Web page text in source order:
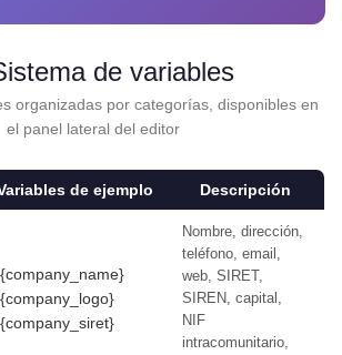
de variables
organizadas por categorías, disponibles en
el panel lateral del editor
de ejemplo Descripción
{company_name}
{company_logo}
{company_siret}
Nombre, dirección,
teléfono, email,
web, SIRET,
SIREN, capital,
NIF
intracomunitario,